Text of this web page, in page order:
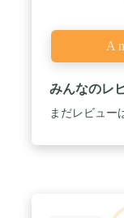
みんなのレ
まだレビュー